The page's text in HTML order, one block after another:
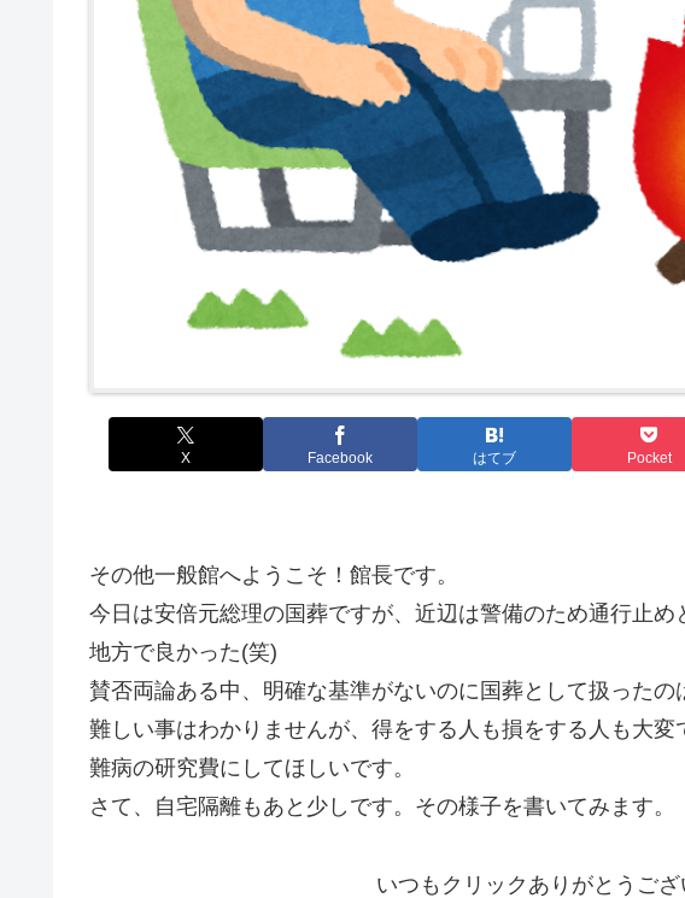
X Facebook はてブ Pocket
その他一般館へようこそ！館長です。
今日は安倍元総理の国葬ですが、近辺は警備のため通行止め
地方で良かった(笑)
賛否両論ある中、明確な基準がないのに国葬として扱ったの
難しい事はわかりませんが、得をする人も損をする人も大変
難病の研究費にしてほしいです。
さて、自宅隔離もあと少しです。その様子を書いてみます。
いつもクリックありがとうござ